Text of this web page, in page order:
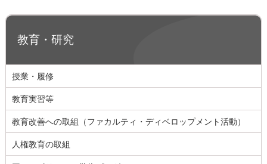
教育・研究
授業・履修
教育実習等
教育改善への取組（ファカルティ・ディベロップメント活動）
人権教育の取組